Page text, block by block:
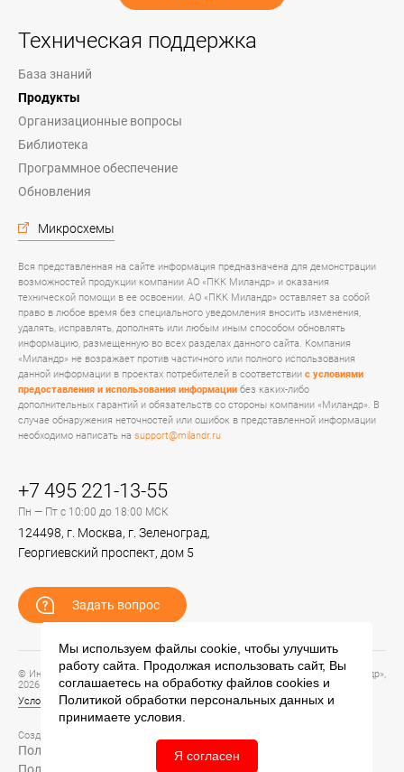
Техническая поддержка
База знаний
Продукты
Организационные вопросы
Библиотека
Программное обеспечение
Обновления
Микросхемы
Вся представленная на сайте информация предназначена для демонстрации
возможностей продукции компании АО «ПКК Миландр» и оказания
технической помощи в ее освоении. АО «ПКК Миландр» оставляет за собой
право в любое время без специального уведомления вносить изменения,
удалять, исправлять, дополнять или любым иным способом обновлять
информацию, размещенную во всех разделах данного сайта. Компания
«Миландр» не возражает против частичного или полного использования
данной информации в проектах потребителей в соответствии с условиями
предоставления и использования информации без каких-либо
дополнительных гарантий и обязательств со стороны компании «Миландр». В
случае обнаружения неточностей или ошибок в представленной информации
необходимо написать на support@milandr.ru
+7 495 221-13-55
Пн — Пт с 10:00 до 18:00 МСК
124498, г. Москва, г. Зеленоград,
Георгиевский проспект, дом 5
Задать вопрос
© Информационный портал технической поддержки ЦП ИС АО «ПКК Миландр»,
2026
Условия предоставления и использования информации
Создание сайта –
Политика обработки персональных данных
Мы используем файлы cookie, чтобы улучшить
работу сайта. Продолжая использовать сайт, Вы
соглашаетесь на обработку файлов cookies и
Политикой обработки персональных данных и
принимаете условия.
Я согласен